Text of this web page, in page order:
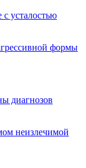
усталостью
формы
диагнозов
неизлечимой